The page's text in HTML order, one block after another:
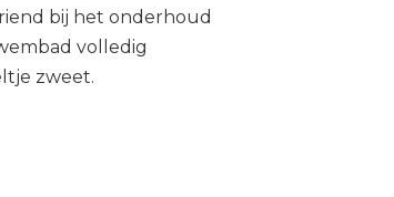
bij het onderhoud
volledig
zweet.